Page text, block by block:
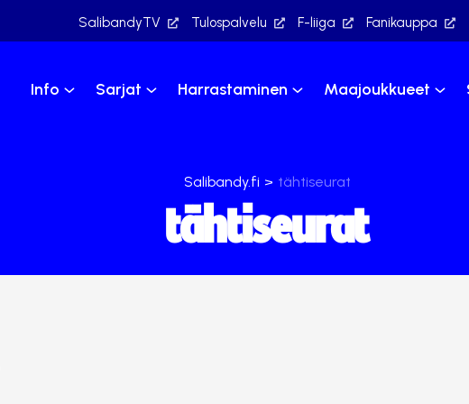
SalibandyTV Tulospalvelu F-liiga Fanikauppa
Info Sarjat Harrastaminen Maajoukkueet
Salibandy.fi > tähtiseurat
tähtiseurat